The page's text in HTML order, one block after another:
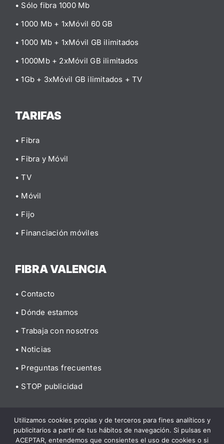
• Sólo fibra 1000 Mb
• 1000 Mb + 1xMóvil 60 GB
• 1000 Mb + 1xMóvil GB ilimitados
• 1000Mb + 2xMóvil GB ilimitados
• 1Gb + 3xMóvil GB ilimitados + TV
TARIFAS
• Fibra
• Fibra y Móvil
• TV
• Móvil
• Fijo
• Financiación móviles
FIBRA VALENCIA
• Contacto
• Dónde estamos
• Trabaja con nosotros
• Noticias
• Preguntas frecuentes
• STOP publicidad
© 2026 Fibra Valencia | Aviso legal | Política de privacidad
Utilizamos cookies propias y de terceros para fines analíticos y
publicitarios a partir de tus hábitos de navegación. Si pulsas en
ACEPTAR, entendemos que consientes el uso de cookies o si